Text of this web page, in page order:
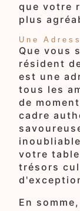
que votre
plus
Une
Que vous
résident
est une
tous les
de
cadre
votre
trésors
En